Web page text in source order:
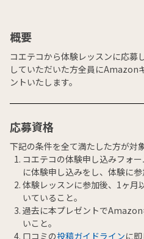
概要
コエテコから体験レッスンに応募
していただいた方全員にAmazon
ントいたします。
応募資格
下記の条件を全て満たした方が対
コエテコの体験申し込みフォ
に体験申し込みをし、体験に参
体験レッスンに参加後、1ヶ月
いていること。
過去に本プレゼントで
いこと。
口コミの投稿ガイドラインに